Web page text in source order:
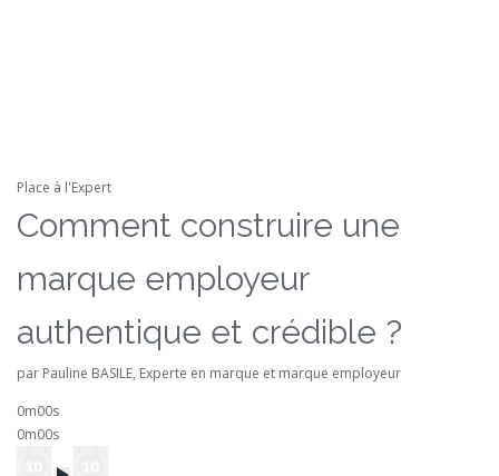
Place à l'Expert
Comment construire une
marque employeur
authentique et crédible ?
par Pauline BASILE, Experte en marque et marque employeur
0m00s
0m00s